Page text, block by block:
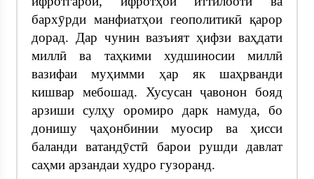
бархӯрди манфиатҳои геополитикӣ қарор
дорад. Дар чунин вазъият ҳифзи ваҳдати
миллӣ ва таҳкими худшиносии миллӣ
вазифаи муҳимми ҳар як шаҳрванди
кишвар мебошад. Хусусан ҷавонон бояд
арзиши сулҳу оромиро дарк намуда, бо
донишу ҷаҳонбинии муосир ва ҳисси
баланди ватандӯстӣ барои рушди давлат
саҳми арзандаи худро гузоранд.